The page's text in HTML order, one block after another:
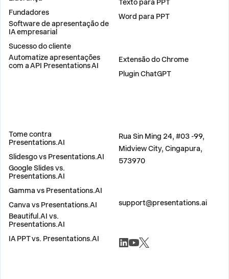
Fundadores
Software de apresentação de
IA empresarial
Sucesso do cliente
Automatize apresentações
com a API Presentations AI
Texto para PPT
Word para PPT
Extensão do Chrome
Plugin ChatGPT
Tome contra
Presentations.AI
Slidesgo vs Presentations.AI
Google Slides vs.
Presentations.AI
Gamma vs Presentations.AI
Canva vs Presentations.AI
Beautiful.AI vs.
Presentations.AI
IA PPT vs. Presentations.AI
Rua Sin Ming 24, #03 -99,
Midview City, Cingapura,
573970
support@presentations.ai